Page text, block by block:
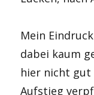
Mein
dabei kaum
hier nicht gut
Aufstieg